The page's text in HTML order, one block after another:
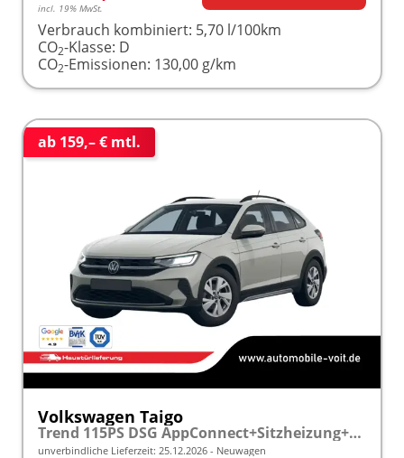
incl. 19% MwSt.
Verbrauch kombiniert: 5,70 l/100km
CO2-Klasse: D
CO2-Emissionen: 130,00 g/km
ab 159,– € mtl.
Volkswagen Taigo
Trend 115PS DSG AppConnect+Sitzheizung+PDC+Alu16+LED+DAB+FrontAssist
unverbindliche Lieferzeit: 25.12.2026 Neuwagen